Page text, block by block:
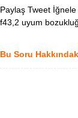
Paylaş Tweet İğnele
f43,2 uyum
Bu Soru